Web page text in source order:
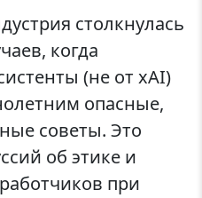
столкнулась
когда
(не от xAI)
опасные,
советы. Это
об этике и
при